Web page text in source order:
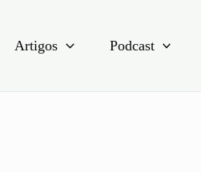
Artigos Podcast